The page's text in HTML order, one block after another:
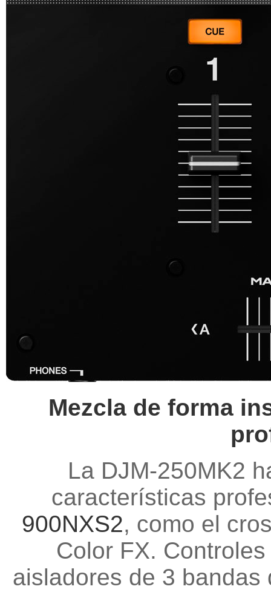
Mezcla de forma
La DJM-250MK2
características
900NXS2, como el
Color FX.
aisladores de 3